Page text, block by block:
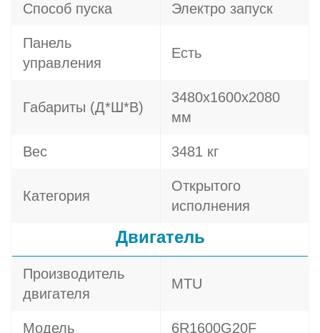
Способ пуска Электро запуск
Панель
управления
Есть
Габариты (Д*Ш*В)
3480х1600х2080
мм
Вес 3481 кг
Категория
Открытого
исполнения
Двигатель
Производитель
двигателя
MTU
Модель 6R1600G20F